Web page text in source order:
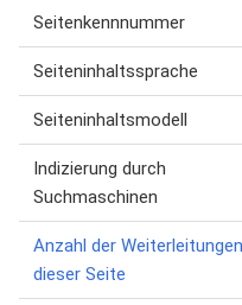
Seitenkennnummer
Seiteninhaltssprache
Seiteninhaltsmodell
Indizierung durch
Suchmaschinen
Anzahl der
dieser Seite